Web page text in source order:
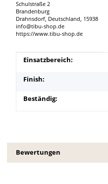
Schulstraße 2
Brandenburg
Drahnsdorf, Deutschland, 15938
info@tibu-shop.de
https://www.tibu-shop.de
Produkteigenschaft
Wert
Einsatzbereich:
Finish:
Beständig:
Bewertungen